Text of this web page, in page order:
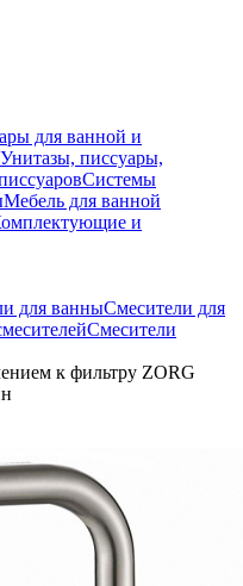
для ванной и
Унитазы, писсуары,
Системы
Мебель для ванной
и
для ванныСмесители для
Смесители
к фильтру ZORG